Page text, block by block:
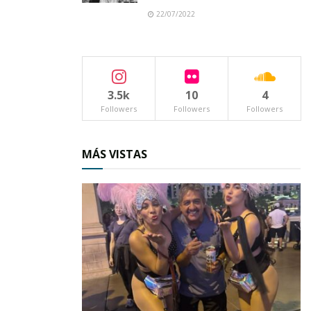
contingente se sumaron también diversos
dirigentes naturales, de aquí, de allá y de más
allá, contándose entre ellos a varios ex
funcionarios públicos y ex dirigentes de
22/07/2022
3.5k
Followers
10
Followers
4
Followers
MÁS VISTAS